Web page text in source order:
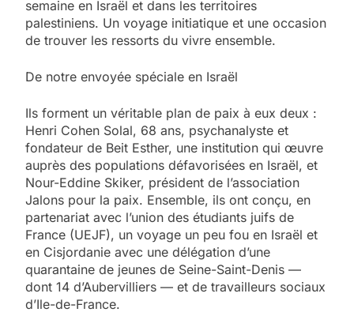
semaine en Israël et dans les territoires
palestiniens. Un voyage initiatique et une occasion
de trouver les ressorts du vivre ensemble.
De notre envoyée spéciale en Israël
Ils forment un véritable plan de paix à eux deux :
Henri Cohen Solal, 68 ans, psychanalyste et
fondateur de Beit Esther, une institution qui œuvre
auprès des populations défavorisées en Israël, et
Nour-Eddine Skiker, président de l’association
Jalons pour la paix. Ensemble, ils ont conçu, en
partenariat avec l’union des étudiants juifs de
France (UEJF), un voyage un peu fou en Israël et
en Cisjordanie avec une délégation d’une
quarantaine de jeunes de Seine-Saint-Denis —
dont 14 d’Aubervilliers — et de travailleurs sociaux
d’Ile-de-France.